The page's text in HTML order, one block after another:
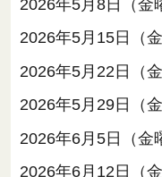
2026年5月8日（金
2026年5月15日（
2026年5月22日（
2026年5月29日（
2026年6月5日（金
2026年6月12日（